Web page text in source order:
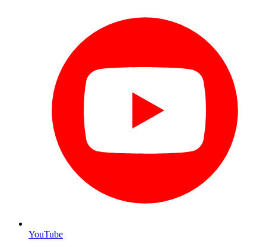
YouTube